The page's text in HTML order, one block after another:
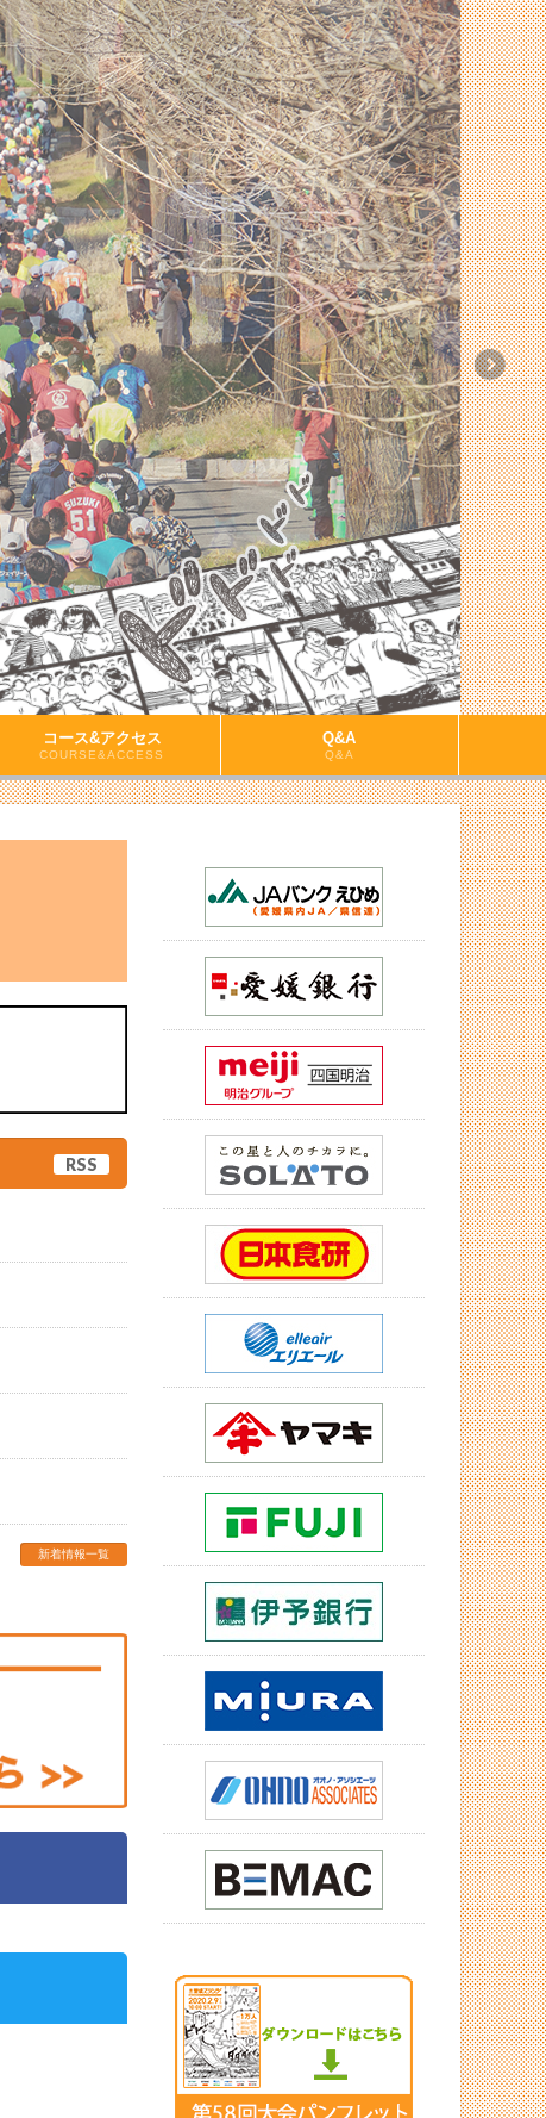
コース&アクセス
COURSE&ACCESS
Q&A
Q&A
RSS
新着情報一覧